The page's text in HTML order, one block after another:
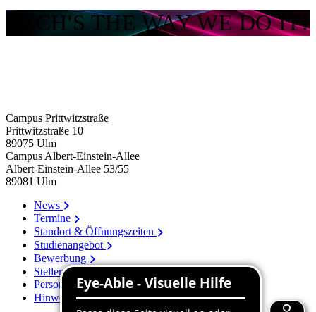
TECH'S THE WAY WE DO IT!
Campus Prittwitzstraße
Prittwitzstraße 10
89075 Ulm
Campus Albert-Einstein-Allee
Albert-Einstein-Allee 53/​55
89081 Ulm
News
Termine
Standort & Öffnungszeiten
Studienangebot
Bewerbung
Stellenangebote
Personenverzeichnis
Hinweissystem